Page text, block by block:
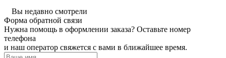
Вы недавно смотрели
Форма обратной связи
Нужна помощь в оформлении заказа? Оставьте номер
телефона
и наш оператор свяжется с вами в ближайшее время.